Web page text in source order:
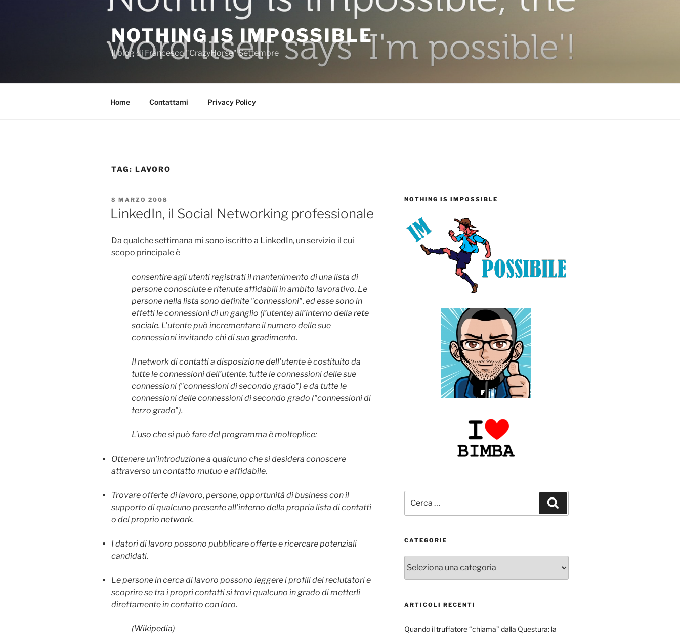
NOTHING IS IMPOSSIBLE
Il blog di Francesco "CrazyHorse" Settembre
Home Contattami Privacy Policy
TAG: LAVORO
PUBBLICATO
IL
8 MARZO 2008
LinkedIn, il Social Networking professionale
Da qualche settimana mi sono iscritto a LinkedIn, un servizio il cui
scopo principale è
consentire agli utenti registrati il mantenimento di una lista di
persone conosciute e ritenute affidabili in ambito lavorativo. Le
persone nella lista sono definite "connessioni", ed esse sono in
effetti le connessioni di un ganglio (l’utente) all’interno della rete
sociale. L’utente può incrementare il numero delle sue
connessioni invitando chi di suo gradimento.
Il network di contatti a disposizione dell’utente è costituito da
tutte le connessioni dell’utente, tutte le connessioni delle sue
connessioni ("connessioni di secondo grado") e da tutte le
connessioni delle connessioni di secondo grado ("connessioni di
terzo grado").
L’uso che si può fare del programma è molteplice:
Ottenere un’introduzione a qualcuno che si desidera conoscere
attraverso un contatto mutuo e affidabile.
Trovare offerte di lavoro, persone, opportunità di business con il
supporto di qualcuno presente all’interno della propria lista di contatti
o del proprio network.
I datori di lavoro possono pubblicare offerte e ricercare potenziali
candidati.
Le persone in cerca di lavoro possono leggere i profili dei reclutatori e
scoprire se tra i propri contatti si trovi qualcuno in grado di metterli
direttamente in contatto con loro.
(Wikipedia)
NOTHING IS IMPOSSIBLE
CATEGORIE
ARTICOLI RECENTI
Quando il truffatore “chiama” dalla Questura: la